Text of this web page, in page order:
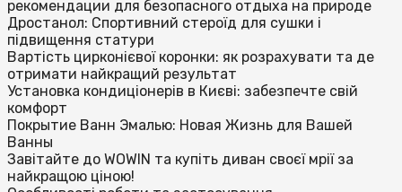
рекомендации для безопасного отдыха на природе
Дростанол: Спортивний стероїд для сушки і
підвищення статури
Вартість цирконієвої коронки: як розрахувати та де
отримати найкращий результат
Установка кондиціонерів в Києві: забезпечте свій
комфорт
Покрытие Ванн Эмалью: Новая Жизнь для Вашей
Ванны
Завітайте до WOWIN та купіть диван своєї мрії за
найкращою ціною!